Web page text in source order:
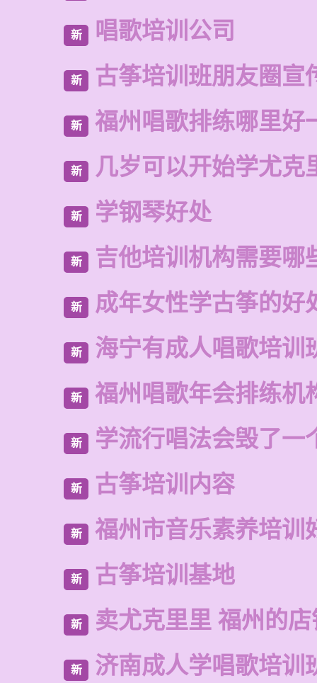
新 唱歌培训公司
新 古筝培训班朋友圈宣
新 福州唱歌排练哪里好
新 几岁可以开始学尤克
新 学钢琴好处
新 吉他培训机构需要哪
新 成年女性学古筝的好
新 海宁有成人唱歌培训
新 福州唱歌年会排练机
新 学流行唱法会毁了一
新 古筝培训内容
新 福州市音乐素养培训
新 古筝培训基地
新 卖尤克里里 福州的
新 济南成人学唱歌培训